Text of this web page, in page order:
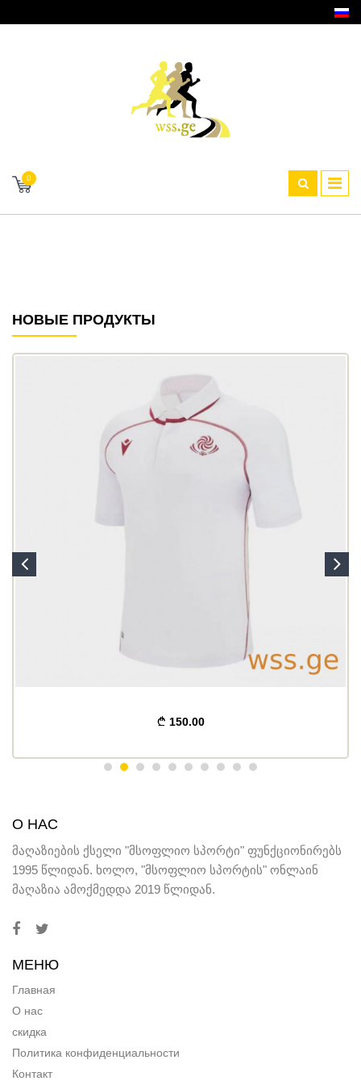
0
НОВЫЕ ПРОДУКТЫ
150.00
О НАС
მაღაზიების ქსელი "მსოფლიო სპორტი" ფუნქციონირებს
1995 წლიდან. ხოლო, "მსოფლიო სპორტის" ონლაინ
მაღაზია ამოქმედდა 2019 წლიდან.
МЕНЮ
Главная
О нас
скидка
Политика конфиденциальности
Контакт